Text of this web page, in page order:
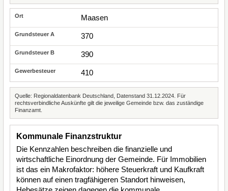
Maasen
370
390
410
Quelle: Regionaldatenbank Deutschland, Datenstand 31.12.2024. Für
rechtsverbindliche Auskünfte gilt die jeweilige Gemeinde bzw. das zuständige
Finanzamt.
Kommunale Finanzstruktur
Die Kennzahlen beschreiben die finanzielle und
wirtschaftliche Einordnung der Gemeinde. Für Immobilien
ist das ein Makrofaktor: höhere Steuerkraft und Kaufkraft
können auf einen tragfähigeren Standort hinweisen,